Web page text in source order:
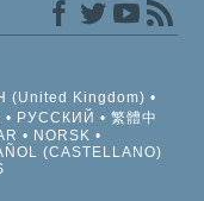
(United Kingdom)
РУССКИЙ
繁體中
NORSK
(CASTELLANO)